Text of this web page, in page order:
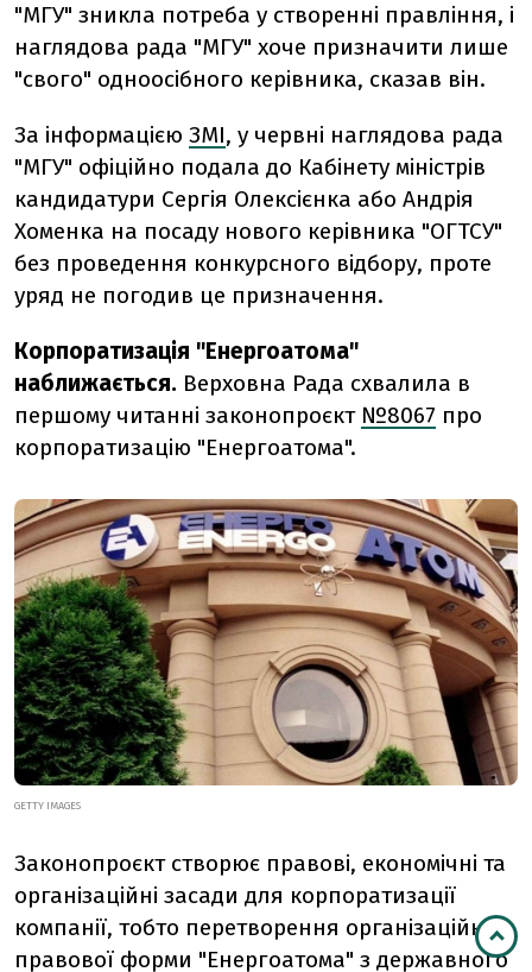
"МГУ" зникла потреба у створенні правління, і
наглядова рада "МГУ" хоче призначити лише
"свого" одноосібного керівника, сказав він.
За інформацією ЗМІ, у червні наглядова рада
"МГУ" офіційно подала до Кабінету міністрів
кандидатури Сергія Олексієнка або Андрія
Хоменка на посаду нового керівника "ОГТСУ"
без проведення конкурсного відбору, проте
уряд не погодив це призначення.
Корпоратизація "Енергоатома"
наближається. Верховна Рада схвалила в
першому читанні законопроєкт №8067 про
корпоратизацію "Енергоатома".
GETTY IMAGES
Законопроєкт створює правові, економічні та
організаційні засади для корпоратизації
компанії, тобто перетворення організаційно-
правової форми "Енергоатома" з державного